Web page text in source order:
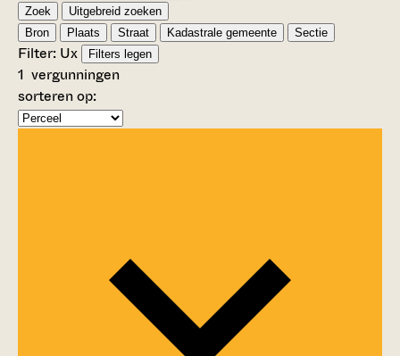
Zoek
Uitgebreid zoeken
Bron
Plaats Straat Kadastrale gemeente Sectie
Filter: Ux Filters legen
1 vergunningen
sorteren op: